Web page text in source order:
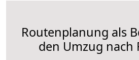
Routenplanung als
den Umzug nach